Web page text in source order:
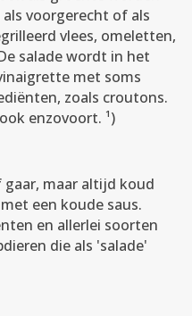
voorgerecht of als
vlees, omeletten,
salade wordt in het
met soms
zoals croutons.
enzovoort. ¹)
maar altijd koud
een koude saus.
en allerlei soorten
die als 'salade'